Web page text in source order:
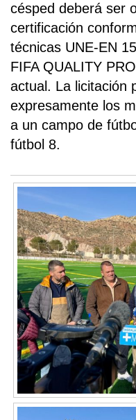
césped deberá ser
certificación
técnicas UNE-EN
FIFA QUALITY
actual. La licitación
expresamente los
a un campo de
fútbol 8.